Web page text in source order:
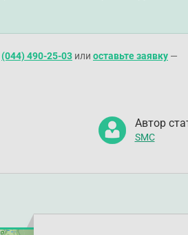
(044) 490-25-03 или оставьте заявку —
Автор
SMC